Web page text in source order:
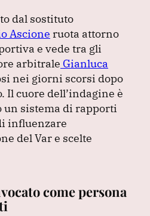
dal sostituto
Ascione ruota attorno
e vede tra gli
arbitrale Gianluca
nei giorni scorsi dopo
Il cuore dell’indagine è
un sistema di rapporti
influenzare
del Var e scelte
come persona